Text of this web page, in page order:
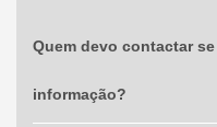
Quem devo contactar
informação?